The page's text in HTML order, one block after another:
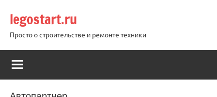
содержимому
legostart.ru
Просто о строительстве и ремонте техники